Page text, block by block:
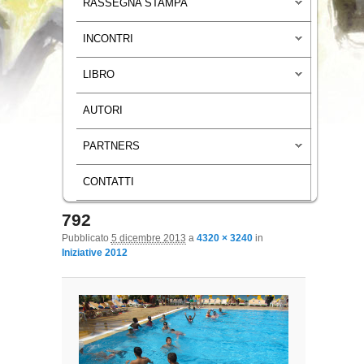
RASSEGNA STAMPA
INCONTRI
LIBRO
AUTORI
PARTNERS
CONTATTI
Navigazione immagini
792
Pubblicato 5 dicembre 2013 a 4320 × 3240in
Iniziative 2012